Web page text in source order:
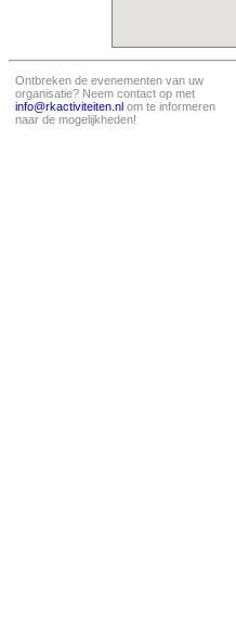
Ontbreken de evenementen van uw
organisatie? Neem contact op met
info@rkactiviteiten.nl om te informeren
naar de mogelijkheden!